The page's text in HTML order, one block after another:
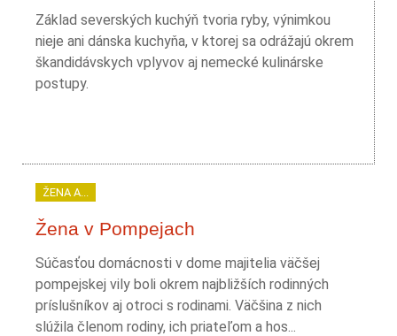
Základ severských kuchýň tvoria ryby, výnimkou
nieje ani dánska kuchyňa, v ktorej sa odrážajú okrem
škandidávskych vplyvov aj nemecké kulinárske
postupy.
ŽENA A...
Žena v Pompejach
Súčasťou domácnosti v dome majitelia väčšej
pompejskej vily boli okrem najbližších rodinných
príslušníkov aj otroci s rodinami. Väčšina z nich
slúžila členom rodiny, ich priateľom a hos...